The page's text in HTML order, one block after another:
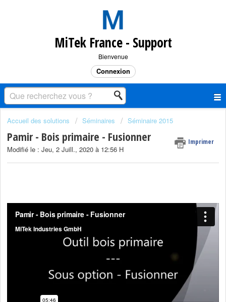
MiTek France - Support
Bienvenue
Connexion
Accueil des solutions Séminaires Séminaire 2015
Pamir - Bois primaire - Fusionner Imprimer
Modifié le : Jeu, 2 Juill., 2020 à 12:56 H